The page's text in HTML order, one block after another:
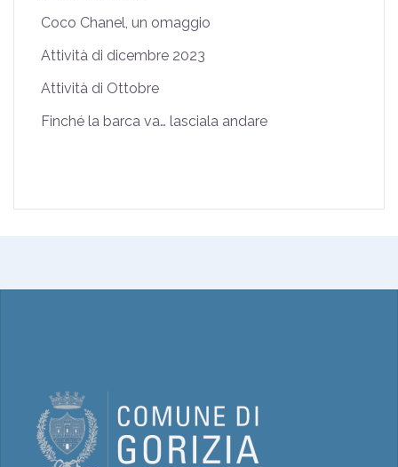
Coco Chanel, un omaggio
Attività di dicembre 2023
Attività di Ottobre
Finché la barca va… lasciala andare